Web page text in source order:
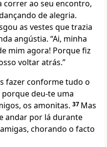
correr ao seu encontro,
de alegria.
as vestes que trazia
angústia. “Ai, minha
mim agora! Porque fiz
voltar atrás.”
fazer conforme tudo o
porque deu-te uma
os amonitas. 37 Mas
andar por lá durante
chorando o facto